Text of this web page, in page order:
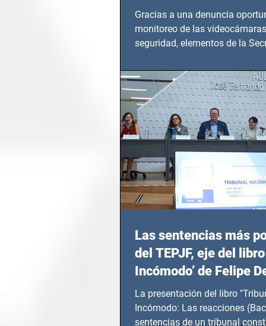
Gracias a una denuncia
monitoreo de las
seguridad, elementos de la
Las sentencias más
del TEPJF, eje del libro
Incómodo’ de Felipe
La presentación del libro
Incómodo: Las reacciones
sentencias de un tribunal